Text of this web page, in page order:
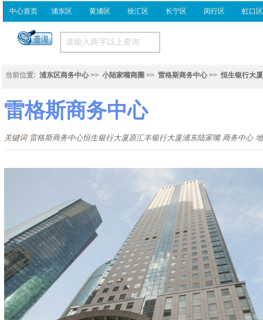
中心首页 浦东区 黄浦区 徐汇区 长宁区 闵行区 虹口区
当前位置: 浦东区商务中心 >> 小陆家嘴商圈 >> 雷格斯商务中心 >>恒生银行大
雷格斯商务中心
关键词 雷格斯商务中心恒生银行大厦原汇丰银行大厦浦东陆家嘴 商务中心